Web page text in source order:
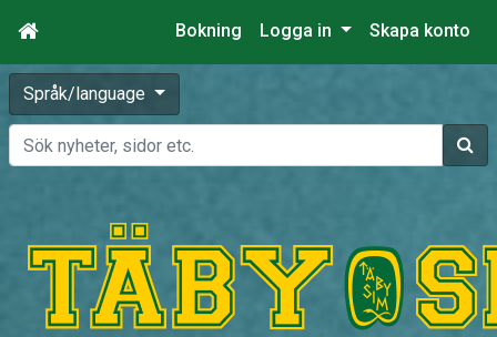
Bokning Logga in Skapa konto
Språk/language
Sök